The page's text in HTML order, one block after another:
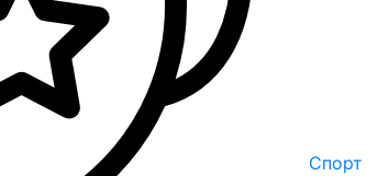
Спорт